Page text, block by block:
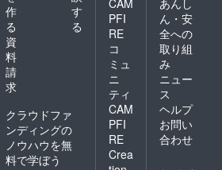
作
る
す
る
資
料
請
求
クラウドファ
ンディングの
ノウハウを無
料で学ぼう
PFI
RE
コ
ミュ
ニ
ティ
CAM
PFI
RE
Crea
ん・安
全への
取り組
み
ニュー
ス
ヘルプ
お問い
合わせ